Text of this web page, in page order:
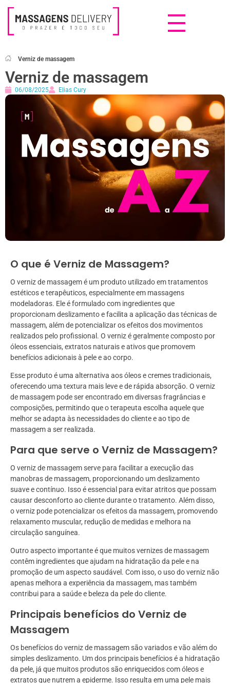
Verniz de massagem
Verniz de massagem
06/08/2025 Elias Cury
O que é Verniz de Massagem?
O verniz de massagem é um produto utilizado em tratamentos
estéticos e terapêuticos, especialmente em massagens
modeladoras. Ele é formulado com ingredientes que
proporcionam deslizamento e facilita a aplicação das técnicas de
massagem, além de potencializar os efeitos dos movimentos
realizados pelo profissional. O verniz é geralmente composto por
óleos essenciais, extratos naturais e ativos que promovem
benefícios adicionais à pele e ao corpo.
Esse produto é uma alternativa aos óleos e cremes tradicionais,
oferecendo uma textura mais leve e de rápida absorção. O verniz
de massagem pode ser encontrado em diversas fragrâncias e
composições, permitindo que o terapeuta escolha aquele que
melhor se adapta às necessidades do cliente e ao tipo de
massagem a ser realizada.
Para que serve o Verniz de Massagem?
O verniz de massagem serve para facilitar a execução das
manobras de massagem, proporcionando um deslizamento
suave e contínuo. Isso é essencial para evitar atritos que possam
causar desconforto ao cliente durante o tratamento. Além disso,
o verniz pode potencializar os efeitos da massagem, promovendo
relaxamento muscular, redução de medidas e melhora na
circulação sanguínea.
Outro aspecto importante é que muitos vernizes de massagem
contêm ingredientes que ajudam na hidratação da pele e na
promoção de um aspecto saudável. Com isso, o uso do verniz não
apenas melhora a experiência da massagem, mas também
contribui para a saúde e beleza da pele do cliente.
Principais benefícios do Verniz de
Massagem
Os benefícios do verniz de massagem são variados e vão além do
simples deslizamento. Um dos principais benefícios é a hidratação
da pele, já que muitos produtos são enriquecidos com óleos e
extratos que nutrem a epiderme. Isso resulta em uma pele mais